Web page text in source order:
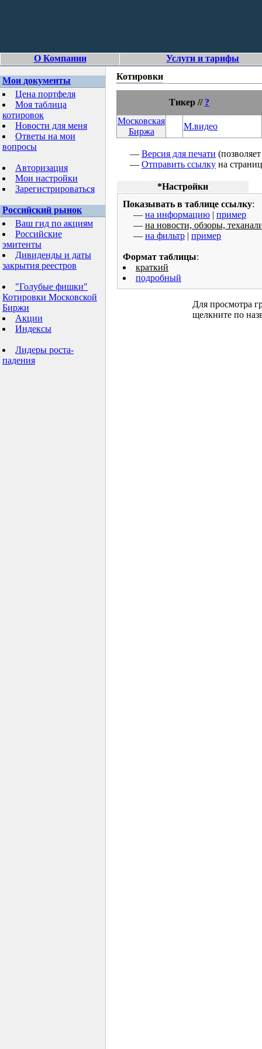
О Компании Услуги и тарифы
Мои документы
Цена портфеля
Моя таблица
котировок
Новости для меня
Ответы на мои
вопросы
Авторизация
Мои настройки
Зарегистрироваться
Российский рынок
Ваш гид по акциям
Российские
эмитенты
Дивиденды и даты
закрытия реестров
"Голубые фишки"
Котировки Московской
Биржи
Акции
Индексы
Лидеры роста-
падения
Котировки
Тикер // ?
Московская
Биржа
М.видео
— Версия для печати
— Отправить ссылку на
*Настройки
Показывать в таблице ссылку:
— на информацию | пример
— на новости, обзоры,
— на фильтр | пример
Формат таблицы:
краткий
подробный
Для просмотра
щелкните по